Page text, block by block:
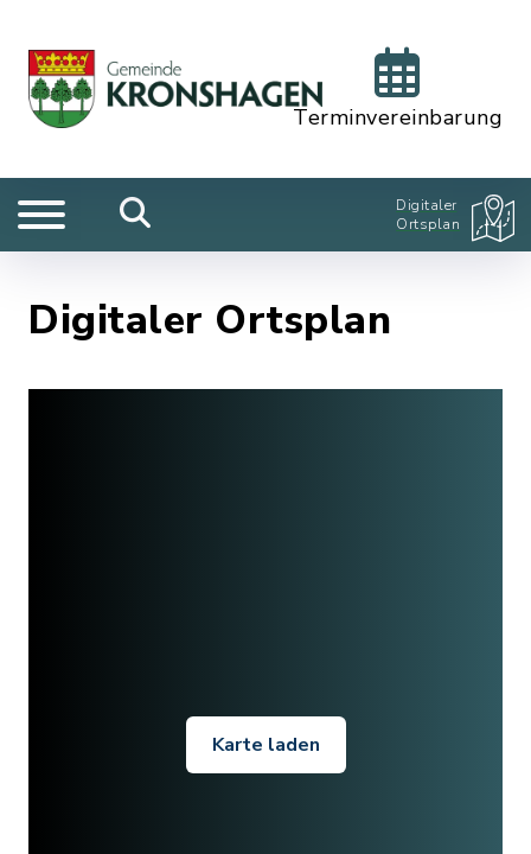
Terminvereinbarung
Digitaler
Ortsplan
Digitaler Ortsplan
Karte laden